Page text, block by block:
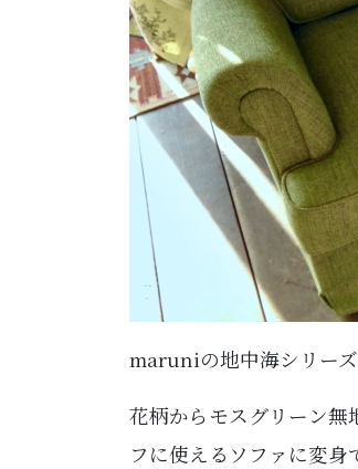
maruniの地中海シリーズ
花柄からモスグリーン無
フに使えるソファに変身